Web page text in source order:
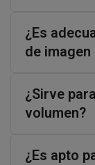
¿Es
de
¿Sirve
volumen?
¿Es apto